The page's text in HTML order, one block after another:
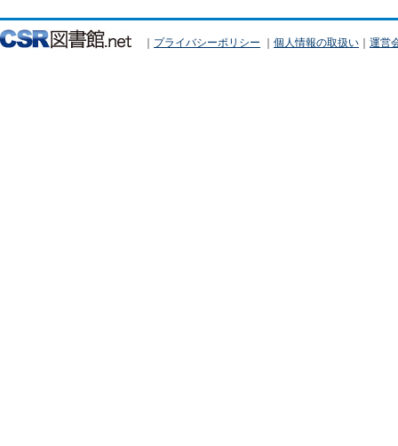
｜ プライバシーポリシー ｜ 個人情報の取扱い ｜ 運営